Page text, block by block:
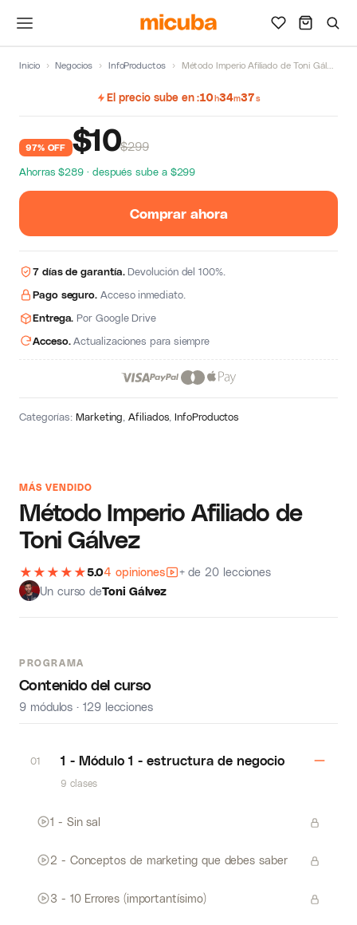
Inicio › Negocios › InfoProductos › Método Imperio Afiliado de Toni Gálvez
MÁS VENDIDO
Método Imperio Afiliado de
Toni Gálvez
★ ★ ★ ★ ★5.04 opiniones
+ de 20 lecciones
Un curso deToni Gálvez
PROGRAMA
Contenido del curso
9 módulos · 129 lecciones
01 1 - Módulo 1 - estructura de negocio
9 clases
1 - Sin sal
2 - Conceptos de marketing que debes saber
3 - 10 Errores (importantísimo)
El precio sube en 10h34m37s
97% OFF $10$299
Ahorras $289 · después sube a $299
Comprar ahora
7 días de garantía.Devolución del 100%.
Pago seguro. Acceso inmediato.
Entrega. Por Google Drive
Acceso.Actualizaciones para siempre
Categorías:Marketing ,Afiliados ,InfoProductos